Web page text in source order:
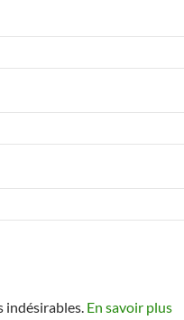
indésirables. En savoir plus